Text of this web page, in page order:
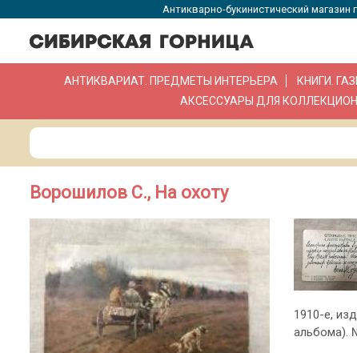
Антикварно-букинистический
АНТИКВАРИАТ. ПРЕДМЕТЫ ИНТЕРЬЕРА КНИГИ.
АКСЕССУАРЫ ДЛЯ
Ворошилов С., На охоту
1910-е,
альбома).